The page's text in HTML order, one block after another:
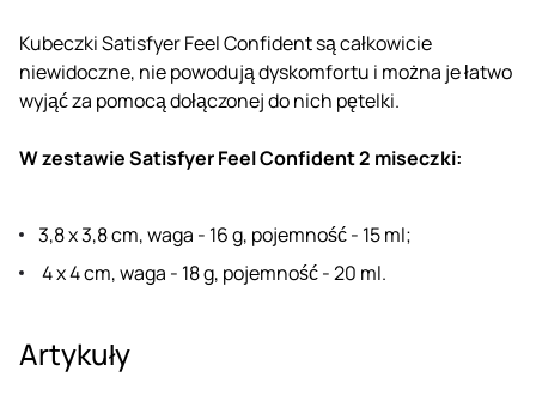
Kubeczki Satisfyer Feel Confident są całkowicie
niewidoczne, nie powodują dyskomfortu i można je łatwo
wyjąć za pomocą dołączonej do nich pętelki.
W zestawie Satisfyer Feel Confident 2 miseczki:
3,8 x 3,8 cm, waga - 16 g, pojemność - 15 ml;
4 x 4 cm, waga - 18 g, pojemność - 20 ml.
Artykuły